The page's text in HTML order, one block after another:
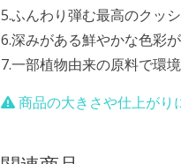
5.ふんわり弾む最高のクッ
6.深みがある鮮やかな色彩
7.一部植物由来の原料で環
商品の大きさや仕上がり